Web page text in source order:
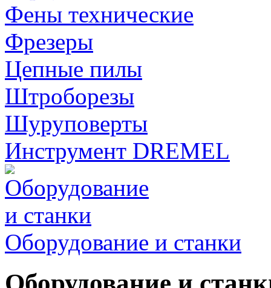
Фены технические
Фрезеры
Цепные пилы
Штроборезы
Шуруповерты
Инструмент DREMEL
Оборудование и станки